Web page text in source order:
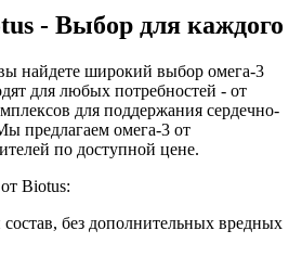
- Выбор для каждого
найдете широкий выбор омега-3
для любых потребностей - от
для поддержания сердечно-
предлагаем омега-3 от
по доступной цене.
Biotus:
без дополнительных вредных